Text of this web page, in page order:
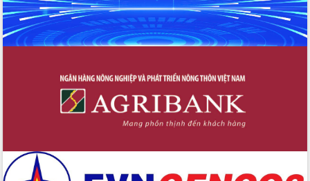
đấu có 77% xã đạt chuẩn nông thôn
mới
Chuyển đổi số 'mở đường' cho nông
Triển khai đồng bộ đo đạc, lập hồ sơ
địa chính, hoàn thiện cơ sở dữ liệu đất
Ứng dụng sinh trắc học - Bước tiến
trong hành trình chuyển đổi số tại Đắk
Đắk Lắk nâng cao hiệu quả công tác
Đảng từ Sổ tay đảng viên điện tử